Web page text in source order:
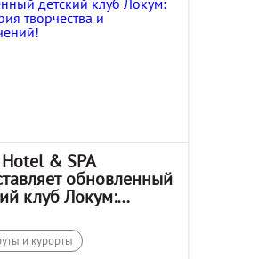
& SPA
обновленный
клуб Локум:
и курорты